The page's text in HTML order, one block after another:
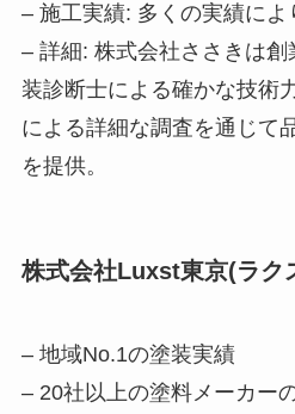
– 施工実績: 多くの実績によ
– 詳細: 株式会社ささきは
装診断士による確かな技術
による詳細な調査を通じて
を提供。
株式会社Luxst東京(ラク
– 地域No.1の塗装実績
– 20社以上の塗料メーカー